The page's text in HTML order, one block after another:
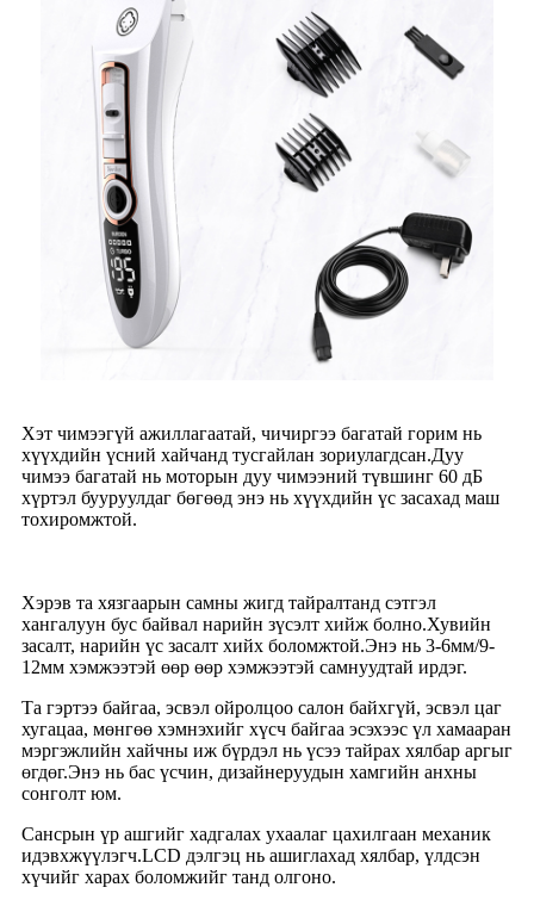
Хэт чимээгүй ажиллагаатай, чичиргээ багатай горим нь
хүүхдийн үсний хайчанд тусгайлан зориулагдсан.Дуу
чимээ багатай нь моторын дуу чимээний түвшинг 60 дБ
хүртэл бууруулдаг бөгөөд энэ нь хүүхдийн үс засахад маш
тохиромжтой.
Хэрэв та хязгаарын самны жигд тайралтанд сэтгэл
хангалуун бус байвал нарийн зүсэлт хийж болно.Хувийн
засалт, нарийн үс засалт хийх боломжтой.Энэ нь 3-6мм/9-
12мм хэмжээтэй өөр өөр хэмжээтэй самнуудтай ирдэг.
Та гэртээ байгаа, эсвэл ойролцоо салон байхгүй, эсвэл цаг
хугацаа, мөнгөө хэмнэхийг хүсч байгаа эсэхээс үл хамааран
мэргэжлийн хайчны иж бүрдэл нь үсээ тайрах хялбар аргыг
өгдөг.Энэ нь бас үсчин, дизайнеруудын хамгийн анхны
сонголт юм.
Сансрын үр ашгийг хадгалах ухаалаг цахилгаан механик
идэвхжүүлэгч.LCD дэлгэц нь ашиглахад хялбар, үлдсэн
хүчийг харах боломжийг танд олгоно.